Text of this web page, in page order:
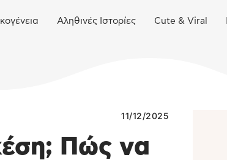
Αληθινές Ιστορίες Cute & Viral
11/12/2025
Πώς να